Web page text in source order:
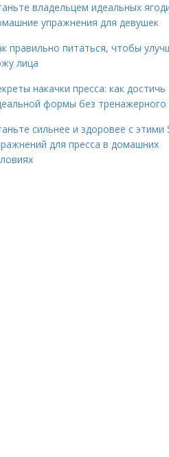
владельцем идеальных
упражнения для девушек
правильно питаться, чтобы
лица
накачки пресса: как достичь
формы без тренажерного
сильнее и здоровее с этими
для пресса в домашних